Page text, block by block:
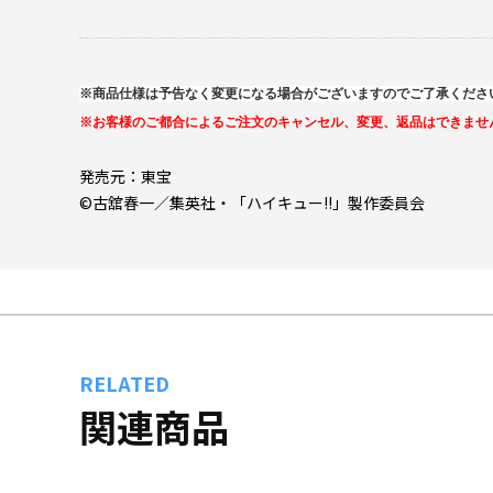
※商品仕様は予告なく変更になる場合がございますのでご了承くださ
※お客様のご都合によるご注文のキャンセル、変更、返品はできませ
発売元：東宝
©古舘春一／集英社・「ハイキュー!!」製作委員会
RELATED
関連商品